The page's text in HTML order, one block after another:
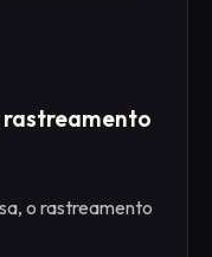
o rastreamento